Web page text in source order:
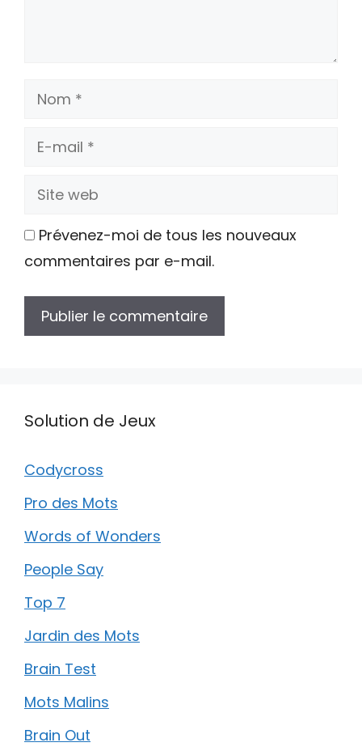
Nom
E-
Site
Prévenez-moi de tous les nouveaux
commentaires par e-mail.
Solution de Jeux
Codycross
Pro des Mots
Words of Wonders
People Say
Top 7
Jardin des Mots
Brain Test
Mots Malins
Brain Out